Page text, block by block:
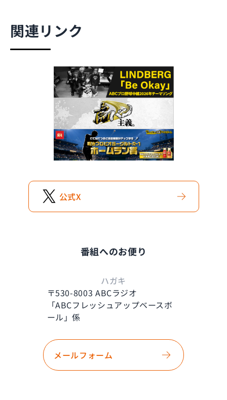
関連リンク
公式X
番組へのお便り
ハガキ
〒530-8003 ABCラジオ
「ABCフレッシュアップベースボ
ール」係
メールフォーム